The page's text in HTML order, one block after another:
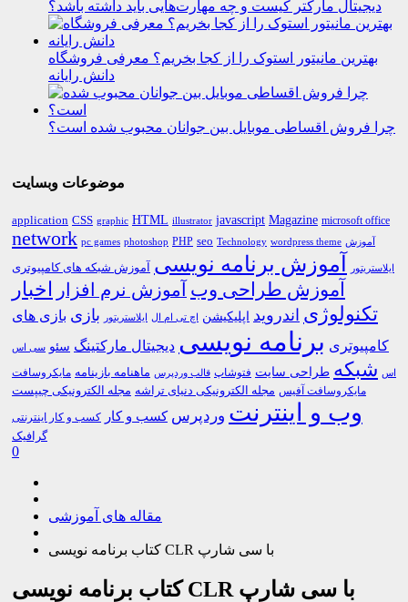
دیجیتال مارکتر کیست و چه مهارت‌هایی باید داشته باشد؟
بهترین مانیتور استوک را از کجا بخریم؟ معرفی فروشگاه
دانش رایانه
چرا فروش اقساطی موبایل بین جوانان محبوب شده است؟
موضوعات وبسایت
application CSS graphic HTML illustrator javascript Magazine microsoft office
network pc games photoshop PHP seo Technology wordpress theme آموزش
ایلاستریتور آموزش برنامه نویسی آموزش شبکه های کامپیوتری
آموزش طراحی وب آموزش نرم افزار اخبار
تکنولوژی اندروید اپلیکیشن اچ تی ام ال ایلاستریتور بازی بازی های
کامپیوتری برنامه نویسی دیجیتال مارکتینگ سئو سی اس
اس شبکه طراحی سایت فتوشاپ قالب وردپرس ماهنامه بازینامه مایکروسافت
مایکروسافت آفیس مجله الکترونیکی دنیای تراشه مجله الکترونیکی چیپست
وب و اینترنت وردپرس کسب و کار کسب و کار اینترنتی
گرافیک
0
مقاله های آموزشی
کتاب برنامه نویسی CLR با سی شارپ
کتاب برنامه نویسی CLR با سی شارپ